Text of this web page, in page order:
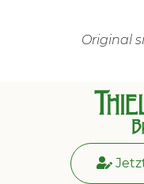
Original